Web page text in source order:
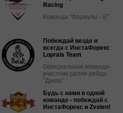
Racing
Команда "Формулы - Е"
Побеждай везде и
всегда с ИнстаФорекс
Loprais Team
Официальная команда-
участник ралли-рейда
"Дакар"
Будь с нами в одной
команде - побеждай с
ИнстаФорекс и Zvolen!